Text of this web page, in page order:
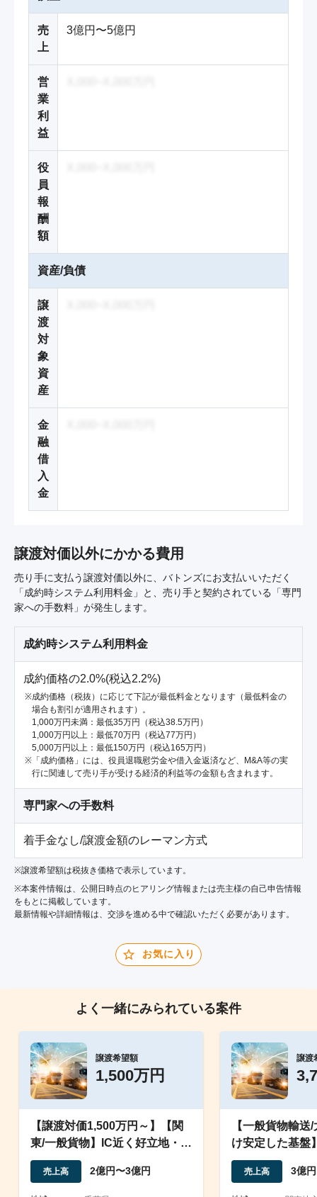
売
上
3億円〜5億円
営
業
利
益
役
員
報
酬
額
資産/負債
譲
渡
対
象
資
産
金
融
借
入
金
譲渡対価以外にかかる費用
売り手に支払う譲渡対価以外に、バトンズにお支払いいただく
「成約時システム利用料金」と、売り手と契約されている「専門
家への手数料」が発生します。
成約時システム利用料金
成約価格の2.0%(税込2.2%)
成約価格（税抜）に応じて下記が最低料金となります（最低料金の
場合も割引が適用されます）。
1,000万円未満：最低35万円（税込38.5万円）
1,000万円以上：最低70万円（税込77万円）
5,000万円以上：最低150万円（税込165万円）
「成約価格」には、役員退職慰労金や借入金返済など、M&A等の実
行に関連して売り手が受ける経済的利益等の金額も含まれます。
専門家への手数料
着手金なし/譲渡金額のレーマン方式
※譲渡希望額は税抜き価格で表示しています。
※本案件情報は、公開日時点のヒアリング情報または売主様の自己申告情報
をもとに掲載しています。
最新情報や詳細情報は、交渉を進める中で確認いただく必要があります。
お気に入り
よく一緒にみられている案件
譲渡希望額
1,500万円
【譲渡対価1,500万円～】【関
東/一般貨物】IC近く好立地・
10t車・4t車
売上高 2億円〜3億円
譲渡
【一般貨物輸
け安定した基盤
ライバー30名以
売上高 3億